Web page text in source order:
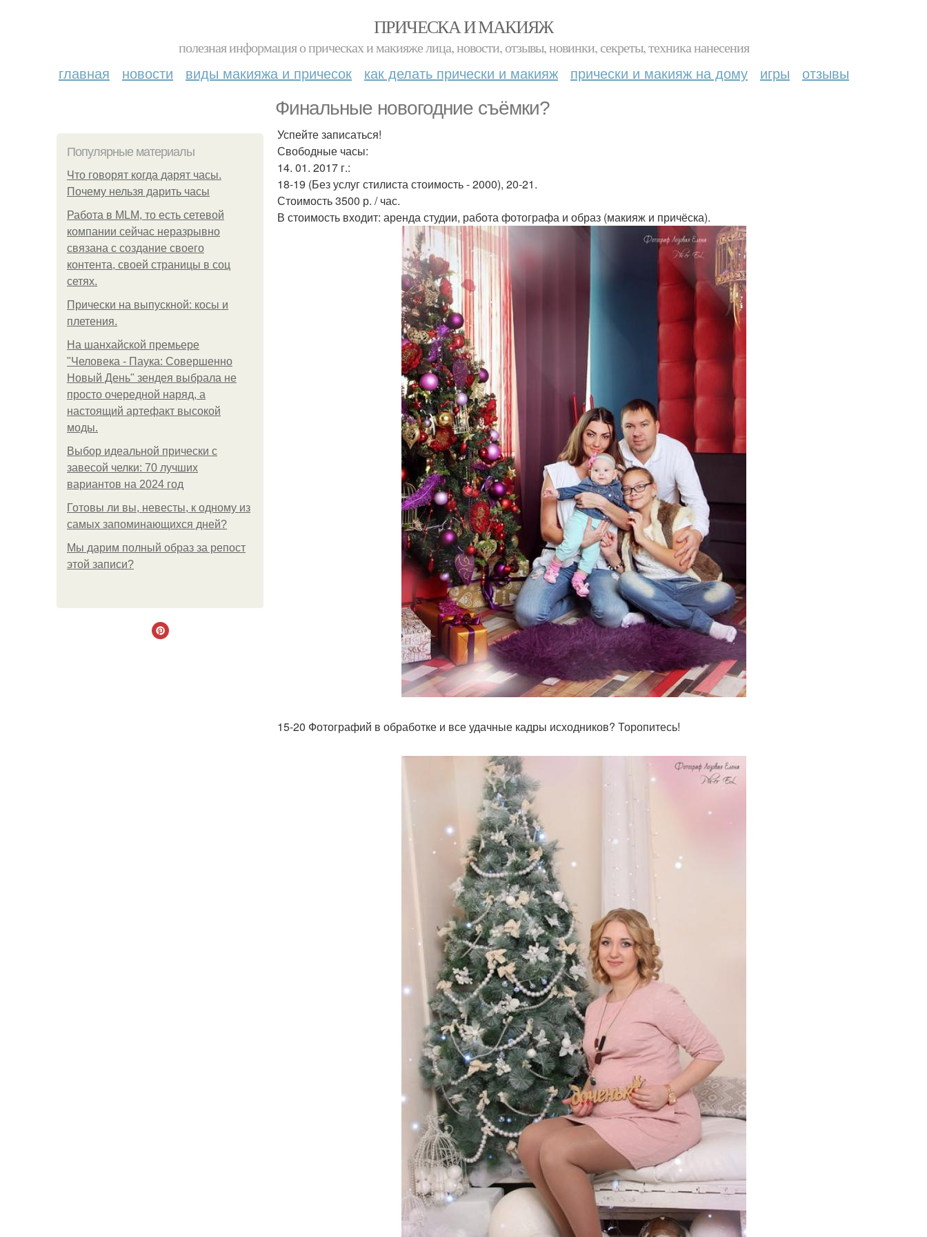
ПРИЧЕСКА И МАКИЯЖ
полезная информация о прическах и макияже лица, новости, отзывы, новинки, секреты, техника нанесения
главная новости виды макияжа и причесок как делать прически и макияж прически и макияж на дому игры отзывы
Финальные новогодние съёмки?
Популярные материалы
Что говорят когда дарят часы.
Почему нельзя дарить часы
Работа в MLM, то есть сетевой
компании сейчас неразрывно
связана с создание своего
контента, своей страницы в соц
сетях.
Прически на выпускной: косы и
плетения.
На шанхайской премьере
"Человека - Паука: Совершенно
Новый День" зендея выбрала не
просто очередной наряд, а
настоящий артефакт высокой
моды.
Выбор идеальной прически с
завесой челки: 70 лучших
вариантов на 2024 год
Готовы ли вы, невесты, к одному из
самых запоминающихся дней?
Мы дарим полный образ за репост
этой записи?
Успейте записаться!
Свободные часы:
14. 01. 2017 г.:
18-19 (Без услуг стилиста стоимость - 2000), 20-21.
Стоимость 3500 р. / час.
В стоимость входит: аренда студии, работа фотографа и образ (макияж и причёска).
15-20 Фотографий в обработке и все удачные кадры исходников? Торопитесь!